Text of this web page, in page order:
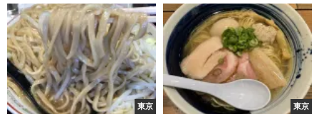
東京 東京